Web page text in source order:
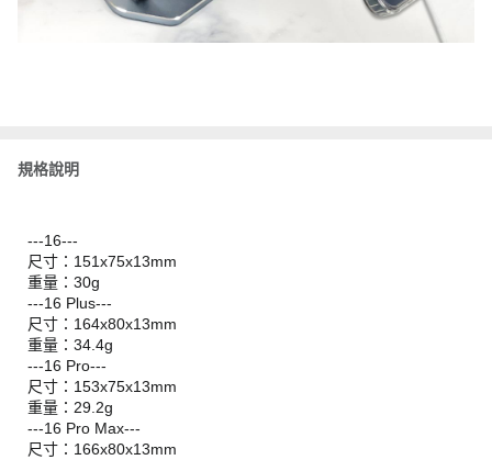
規格說明
---16---
尺寸：151x75x13mm
重量：30g
---16 Plus---
尺寸：164x80x13mm
重量：34.4g
---16 Pro---
尺寸：153x75x13mm
重量：29.2g
---16 Pro Max---
尺寸：166x80x13mm